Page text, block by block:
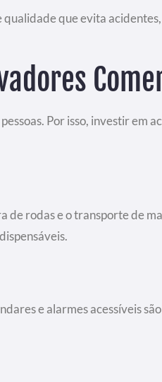
qualidade que evita
Por isso, investir em
de rodas e o transporte de
e alarmes acessíveis